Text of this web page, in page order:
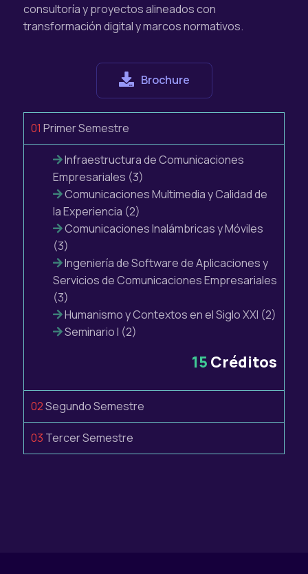
consultoría y proyectos alineados con
transformación digital y marcos normativos.
Brochure
01 Primer Semestre
Infraestructura de Comunicaciones
Empresariales (3)
Comunicaciones Multimedia y Calidad de
la Experiencia (2)
Comunicaciones Inalámbricas y Móviles
(3)
Ingeniería de Software de Aplicaciones y
Servicios de Comunicaciones Empresariales
(3)
Humanismo y Contextos en el Siglo XXI (2)
Seminario I (2)
15 Créditos
02Segundo Semestre
03 Tercer Semestre